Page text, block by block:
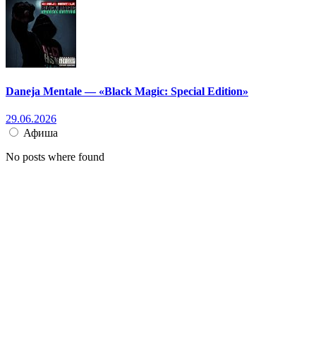
Daneja Mentale — «Black Magic: Special Edition»
29.06.2026
Афиша
No posts where found